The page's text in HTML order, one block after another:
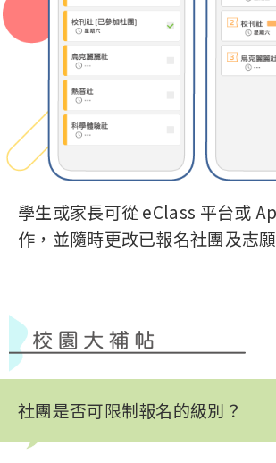
學生或家長可從 eClass 平台或
作，並隨時更改已報名社團及志
社團是否可限制報名的級別？